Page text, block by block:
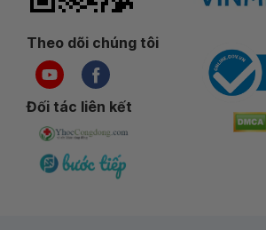
Theo dõi chúng tôi
Đối tác liên kết